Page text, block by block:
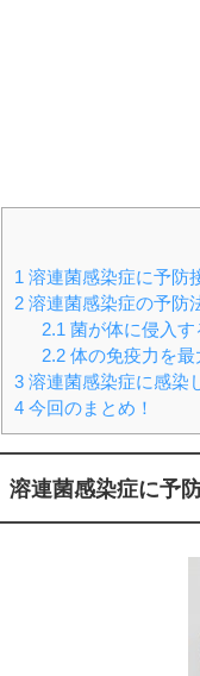
1 溶連菌感染症に予防
2 溶連菌感染症の予防
2.1 菌が体に侵入す
2.2体の免疫力を最
3 溶連菌感染症に感染
4 今回のまとめ！
溶連菌感染症に予